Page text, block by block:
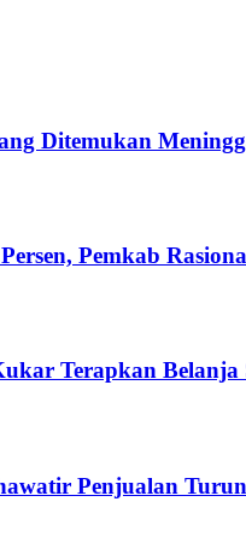
Ditemukan
Pemkab
Terapkan Belanja
Penjualan